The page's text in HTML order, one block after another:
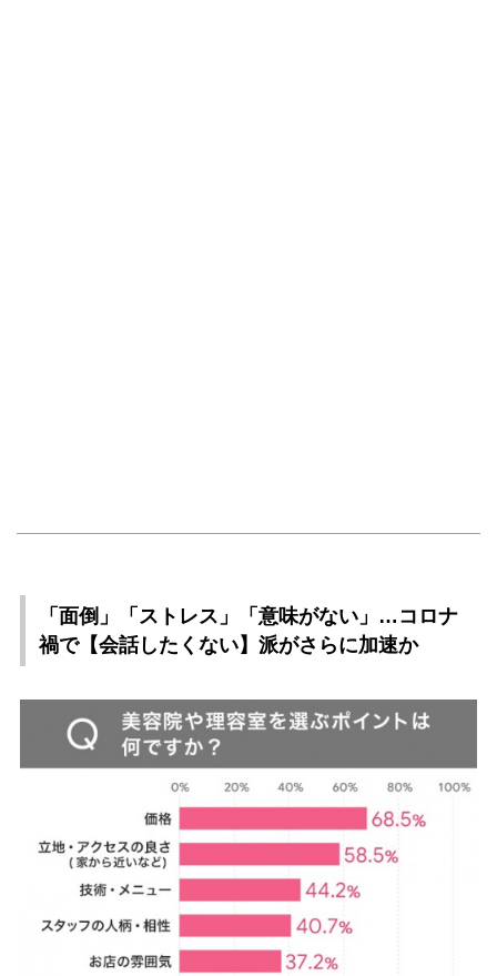
「面倒」「ストレス」「意味がない」…コロナ
禍で【会話したくない】派がさらに加速か